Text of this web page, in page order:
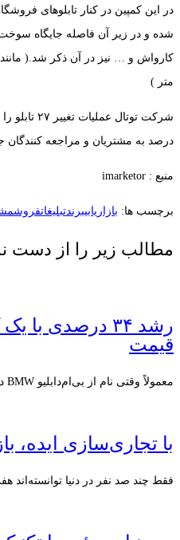
در این کمپین در کنار تابلوهای
شده و در زیر آن فاصله جایگاه
متر )
درصد به مشتریان و مراجعه کنندگان
منبع : imarketor
برچسب ها: بازاریابیبرندتبلیغاتفروش
مطالب زیر را از دست
رشد ۳۴ درصدی با
قیمت
معمولاً وقتی نام از بی‌ام‌دابلیو BMW در یک کمپین تبلیغاتی...
با تجاری‌سازی ایده،
فقط چند صد نفر در دنیا توانسته‌اند